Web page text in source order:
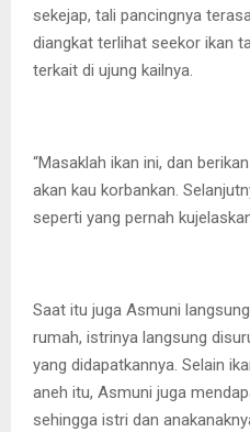
sekejap, tali pancingnya
diangkat terlihat seekor ikan
terkait di ujung kailnya.
“Masaklah ikan ini, dan
akan kau korbankan.
seperti yang pernah
Saat itu juga Asmuni
rumah, istrinya langsung
yang didapatkannya. Selain
aneh itu, Asmuni juga
sehingga istri dan